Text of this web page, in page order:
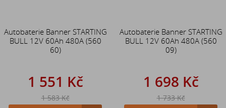
Autobaterie Banner STARTING
BULL 12V 60Ah 480A (560
60)
1 551 Kč
1 583 Kč
Autobaterie Banner STARTING
BULL 12V 60Ah 480A (560
09)
1 698 Kč
1 733 Kč